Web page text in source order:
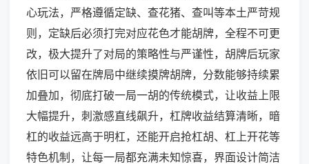
心玩法，严格遵循定缺、查花猪、查叫等本土严苛规
则，定缺后必须打完对应花色才能胡牌，全程不可更
改，极大提升了对局的策略性与严谨性，胡牌后玩家
依旧可以留在牌局中继续摸牌胡牌，分数能够持续累
加叠加，彻底打破一局一胡的传统模式，让收益上限
大幅提升，刺激感直线飙升，杠牌收益结算清晰，暗
杠的收益远高于明杠，还能开启抢杠胡、杠上开花等
特色机制，让每一局都充满未知惊喜，界面设计简洁